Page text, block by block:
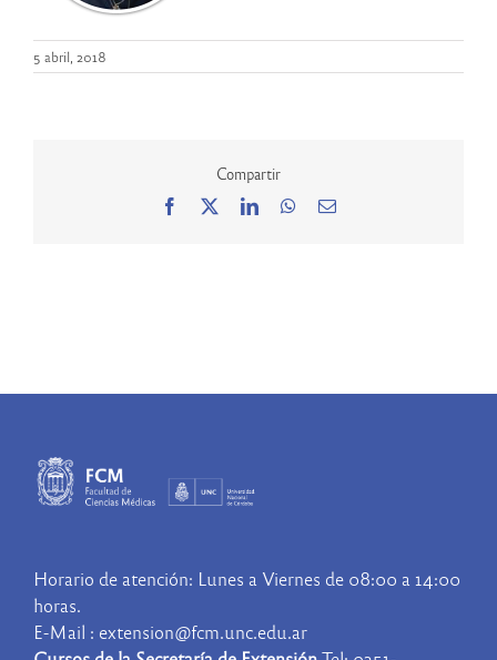
5 abril, 2018
Compartir
Facebook LinkedInWhatsApp
Correo
Horario de atención: Lunes a Viernes de 08:00 a 14:00
horas.
E-Mail : extension@fcm.unc.edu.ar